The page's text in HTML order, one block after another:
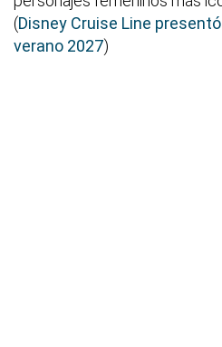
(Disney Cruise Line
verano 2027)